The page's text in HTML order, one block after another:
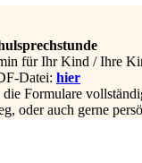
für Ihr Kind / Ihre
Datei: hier
die Formulare
oder auch gerne